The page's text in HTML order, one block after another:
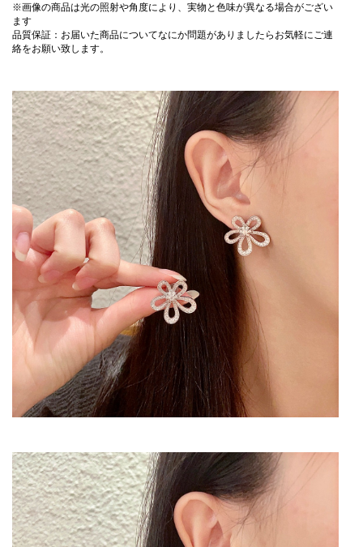
※画像の商品は光の照射や角度により、実物と色味が異なる場合がござい
ます
品質保証：お届いた商品についてなにか問題がありましたらお気軽にご連
絡をお願い致します。